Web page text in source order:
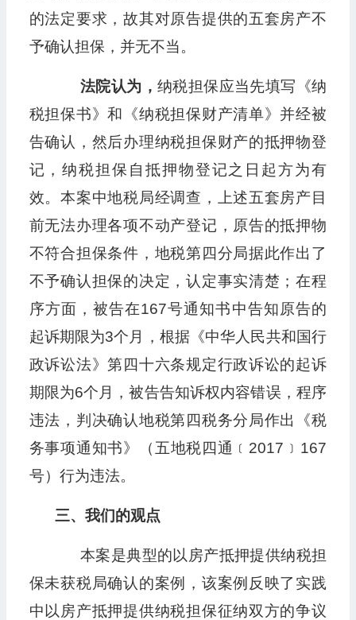
的法定要求，故其对原告提供的五套房产不
予确认担保，并无不当。
法院认为， 纳税担保应当先填写《纳
税担保书》和《纳税担保财产清单》并经被
告确认，然后办理纳税担保财产的抵押物登
记，纳税担保自抵押物登记之日起方为有
效。本案中地税局经调查，上述五套房产目
前无法办理各项不动产登记，原告的抵押物
不符合担保条件，地税第四分局据此作出了
不予确认担保的决定，认定事实清楚；在程
序方面，被告在167号通知书中告知原告的
起诉期限为3个月，根据《中华人民共和国行
政诉讼法》第四十六条规定行政诉讼的起诉
期限为6个月，被告告知诉权内容错误，程序
违法，判决确认地税第四税务分局作出《税
务事项通知书》（五地税四通﹝2017﹞167
号）行为违法。
三、我们的观点
本案是典型的以房产抵押提供纳税担
保未获税局确认的案例，该案例反映了实践
中以房产抵押提供纳税担保征纳双方的争议